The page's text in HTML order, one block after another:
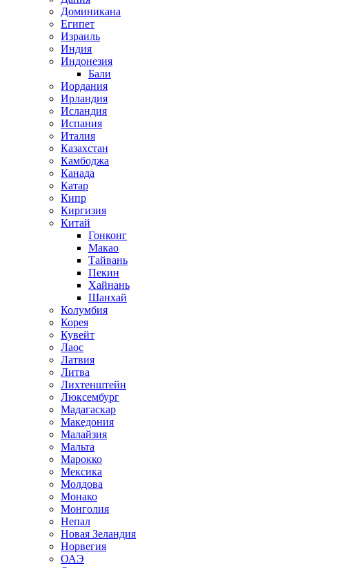
Доминикана
Египет
Израиль
Индия
Индонезия
Бали
Иордания
Ирландия
Исландия
Испания
Италия
Казахстан
Камбоджа
Канада
Катар
Кипр
Киргизия
Китай
Гонконг
Макао
Тайвань
Пекин
Хайнань
Шанхай
Колумбия
Корея
Кувейт
Лаос
Латвия
Литва
Лихтенштейн
Люксембург
Мадагаскар
Македония
Малайзия
Мальта
Марокко
Мексика
Молдова
Монако
Монголия
Непал
Новая Зеландия
Норвегия
ОАЭ